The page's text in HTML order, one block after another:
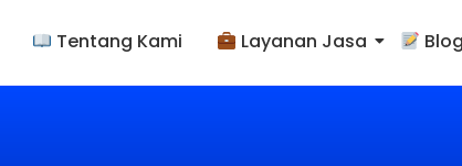
Tentang Kami Layanan Jasa